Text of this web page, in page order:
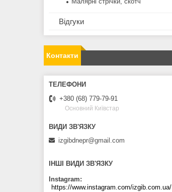
Відгуки
Контакти
+380 (68) 779-79-91
Основний Київстар
izgibdnepr@gmail.com
ІНШІ ВИДИ ЗВ'ЯЗКУ
Instagram
https://www.instagram.com/izgib.com.ua/